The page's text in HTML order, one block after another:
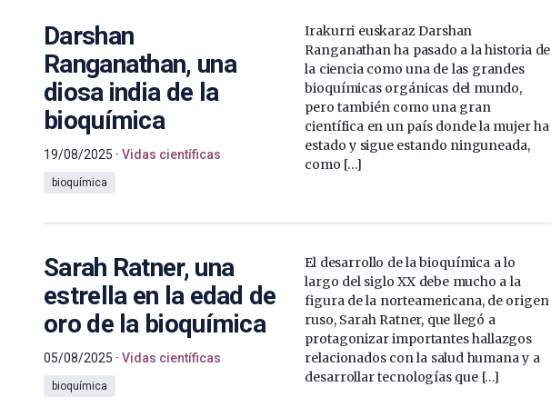
Darshan
Ranganathan, una
diosa india de la
bioquímica
19/08/2025 Vidas científicas
bioquímica
Irakurri euskaraz Darshan
Ranganathan ha pasado a la historia de
la ciencia como una de las grandes
bioquímicas orgánicas del mundo,
pero también como una gran
científica en un país donde la mujer ha
estado y sigue estando ninguneada,
como […]
Sarah Ratner, una
estrella en la edad de
oro de la bioquímica
05/08/2025 Vidas científicas
bioquímica
El desarrollo de la bioquímica a lo
largo del siglo XX debe mucho a la
figura de la norteamericana, de origen
ruso, Sarah Ratner, que llegó a
protagonizar importantes hallazgos
relacionados con la salud humana y a
desarrollar tecnologías que […]